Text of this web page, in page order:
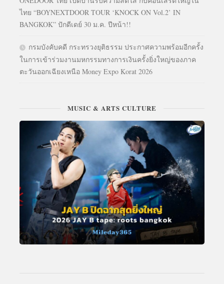
ไทย “BOYNEXTDOOR TOUR ‘KNOCK ON Vol.2’ IN
BANGKOK” ปักดีเดย์ 30 ม.ค. ปีหน้า!!
กรมบังคับคดี กระทรวงยุติธรรม ประกาศความพร้อมอีกครั้ง
ในการเข้าร่วมงานมหกรรมทางการเงินครั้งยิ่งใหญ่ของภาค
ตะวันออกเฉียงเหนือ Money Expo Korat 2026
MUSIC & ARTS CULTURE